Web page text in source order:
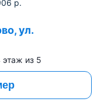
р.
ул.
этаж из 5